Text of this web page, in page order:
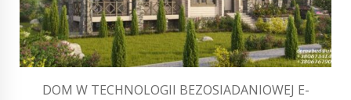
DOM W TECHNOLOGII BEZOSIADANIOWEJ E-